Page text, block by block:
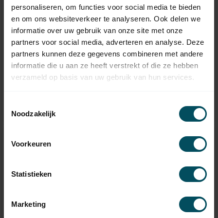
personaliseren, om functies voor social media te bieden
en om ons websiteverkeer te analyseren. Ook delen we
informatie over uw gebruik van onze site met onze
partners voor social media, adverteren en analyse. Deze
partners kunnen deze gegevens combineren met andere
informatie die u aan ze heeft verstrekt of die ze hebben
verzameld op basis van uw gebruik van hun services.
Noodzakelijk
Voorkeuren
Statistieken
Marketing
HUISMERK
Stahldraht
Stahl/verzinkt 2 mm
HUISMERK
Stahldraht
Stahl/verzinkt 3 mm